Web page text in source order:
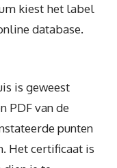
kiest het label
database.
is geweest
PDF van de
punten
Het certificaat is